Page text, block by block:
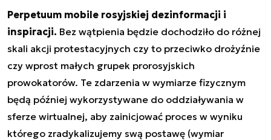
Perpetuum mobile rosyjskiej dezinformacji i
inspiracji. Bez wątpienia będzie dochodziło do różnej
skali akcji protestacyjnych czy to przeciwko drożyźnie
czy wprost małych grupek prorosyjskich
prowokatorów. Te zdarzenia w wymiarze fizycznym
będą później wykorzystywane do oddziaływania w
sferze wirtualnej, aby zainicjować proces w wyniku
którego zradykalizujemy swą postawę (wymiar